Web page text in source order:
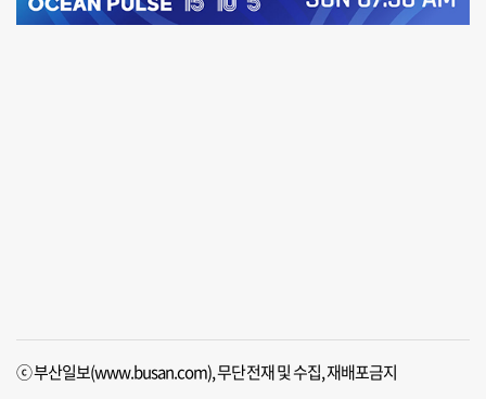
ⓒ 부산일보(www.busan.com), 무단전재 및 수집, 재배포금지